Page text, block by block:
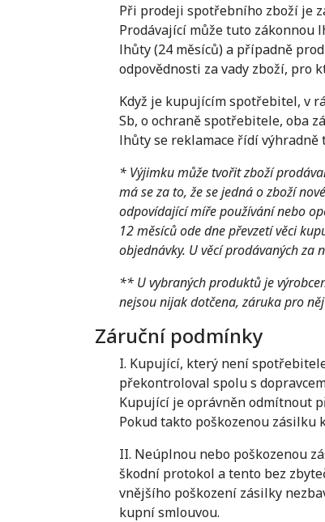
Při prodeji spotřebního zboží je
Prodávající může tuto zákonnou
lhůty (24 měsíců) a případně
odpovědnosti za vady zboží, pro
Když je kupujícím spotřebitel, v
Sb, o ochraně spotřebitele, oba
lhůty se reklamace řídí výhradně
* Výjimku může tvořit zboží
má se za to, že se jedná o zboží
odpovídající míře používání nebo
12 měsíců ode dne převzetí věci
objednávky. U věcí prodávaných za
** U vybraných produktů je
nejsou nijak dotčena, záruka pro
Záruční podmínky
I. Kupující, který není
překontroloval spolu s
Kupující je oprávněn odmítnout
Pokud takto poškozenou zásilku
II. Neúplnou nebo poškozenou
škodní protokol a tento bez
vnějšího poškození zásilky
kupní smlouvou.